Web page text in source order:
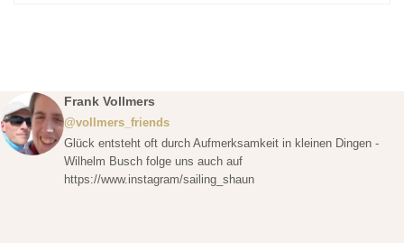
Frank Vollmers
@vollmers_friends
Glück entsteht oft durch Aufmerksamkeit in kleinen Dingen -
Wilhelm Busch folge uns auch auf
https://www.instagram/sailing_shaun